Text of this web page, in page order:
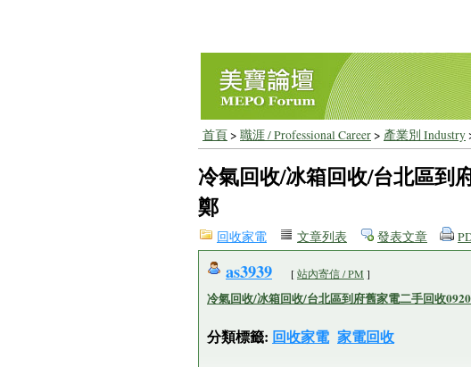
首頁> 職涯 / Professional Career> 產業別 Industry
冷氣回收/冰箱回收/台北區到
鄭
回收家電 文章列表 發表文章
as3939 [站內寄信 / PM ]
冷氣回收/冰箱回收/台北區到府舊家電二手回收
分類標籤: 回收家電 家電回收